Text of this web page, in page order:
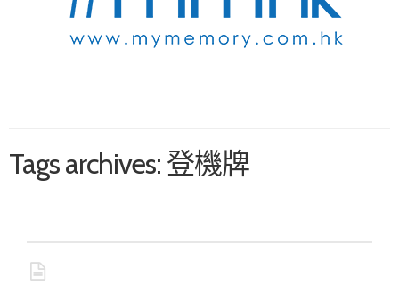
Tags archives: 登機牌